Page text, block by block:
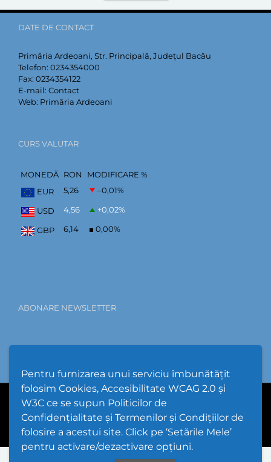
Pentru furnizarea unui serviciu îmbunătățit
folosim Cookies, Accesibilitate WCAG 2.0 și
W3C ce se supun Politicilor de
Confidențialitate și Termenilor și Condițiilor de
folosire a acestui site. Click pe ‘Setările Mele’
pentru activare/dezactivare opțiuni.
DATE DE CONTACT
Primăria Ardeoani, Str. Principală, Județul Bacău
Telefon: 0234354000
Fax: 0234354122
E-mail: Contact
Web: Primăria Ardeoani
CURS VALUTAR
MONEDĂ RON
MODIFICARE %
EUR
5,26 –0,01%
USD 4,56 +0,02%
GBP 6,14 0,00%
ABONARE NEWSLETTER
Hartă Website